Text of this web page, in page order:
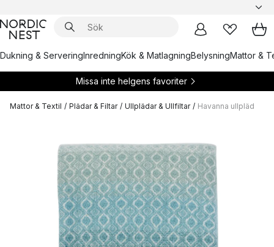
Dukning & ServeringInredningKök & MatlagningBelysningMattor &
Missa inte helgens favoriter
Mattor & Textil / Plädar & Filtar / Ullplädar & Ullfiltar / Havanna ullpläd